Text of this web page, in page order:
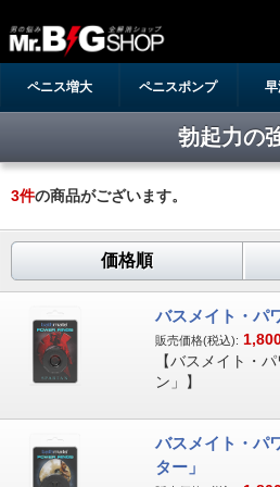
ペニス増大 ペニスポンプ
勃起力の
3件の商品がございます。
価格順
バスメイト・パ
販売価格(税込):
【バスメイト・
ン」】
バスメイト・パ
ター」